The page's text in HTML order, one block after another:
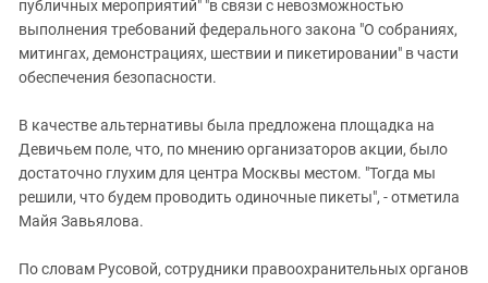
публичных мероприятий" "в связи с невозможностью
выполнения требований федерального закона "О собраниях,
митингах, демонстрациях, шествии и пикетировании" в части
обеспечения безопасности.
В качестве альтернативы была предложена площадка на
Девичьем поле, что, по мнению организаторов акции, было
достаточно глухим для центра Москвы местом. "Тогда мы
решили, что будем проводить одиночные пикеты", - отметила
Майя Завьялова.
По словам Русовой, сотрудники правоохранительных органов